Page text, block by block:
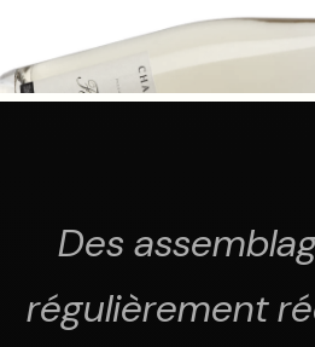
Des
régulièrement